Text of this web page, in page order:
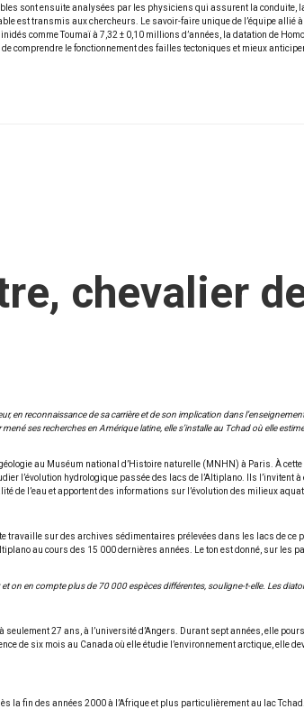
sont ensuite analysées par les physiciens qui assurent la conduite,
est transmis aux chercheurs. Le savoir-faire unique de l’équipe
comme Toumaï à 7,32 ± 0,10 millions d’années, la datation de
comprendre le fonctionnement des failles tectoniques et mieux
chevalier
en reconnaissance de sa carrière et de son implication dans
ses recherches en Amérique latine, elle s’installe au Tchad où elle
au Muséum national d’Histoire naturelle (MNHN) à Paris. À
l’évolution hydrologique passée des lacs de l’Altiplano. Ils
de l’eau et apportent des informations sur l’évolution des milieux
travaille sur des archives sédimentaires prélevées dans les lacs de
au cours des 15 000 dernières années. Le ton est donné, sur les
on en compte plus de 70 000 espèces différentes, souligne-t-elle. Les
seulement 27 ans, à l’université d’Angers. Durant sept années, elle
de six mois au Canada où elle étudie l’environnement arctique, elle
la fin des années 2000 à l’Afrique et plus particulièrement au lac Tchad.